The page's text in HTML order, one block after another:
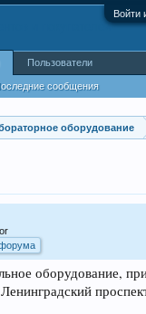
Войти
оборудование
оборудование,
сообщения
Пользователи